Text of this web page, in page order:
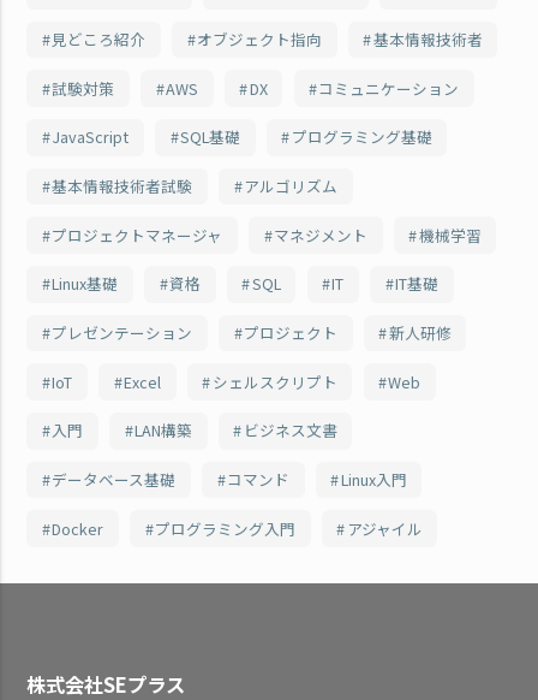
見どころ紹介 オブジェクト指向 基本情報技術者
試験対策 AWS DX コミュニケーション
JavaScript SQL基礎 プログラミング基礎
基本情報技術者試験 アルゴリズム
プロジェクトマネージャ マネジメント 機械学習
Linux基礎 資格 SQL IT IT基礎
プレゼンテーション プロジェクト 新人研修
IoT Excel シェルスクリプト Web
入門 LAN構築 ビジネス文書
データベース基礎 コマンド Linux入門
Docker プログラミング入門 アジャイル
株式会社SEプラス